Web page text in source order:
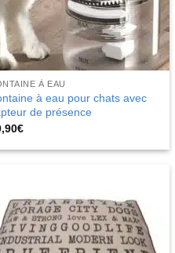
À EAU
à eau pour chats avec
de présence
€